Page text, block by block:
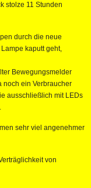
stolze 11 Stunden
durch die neue
kaputt geht,
Bewegungsmelder
noch ein Verbraucher
ausschließlich mit LEDs
sehr viel angenehmer
von